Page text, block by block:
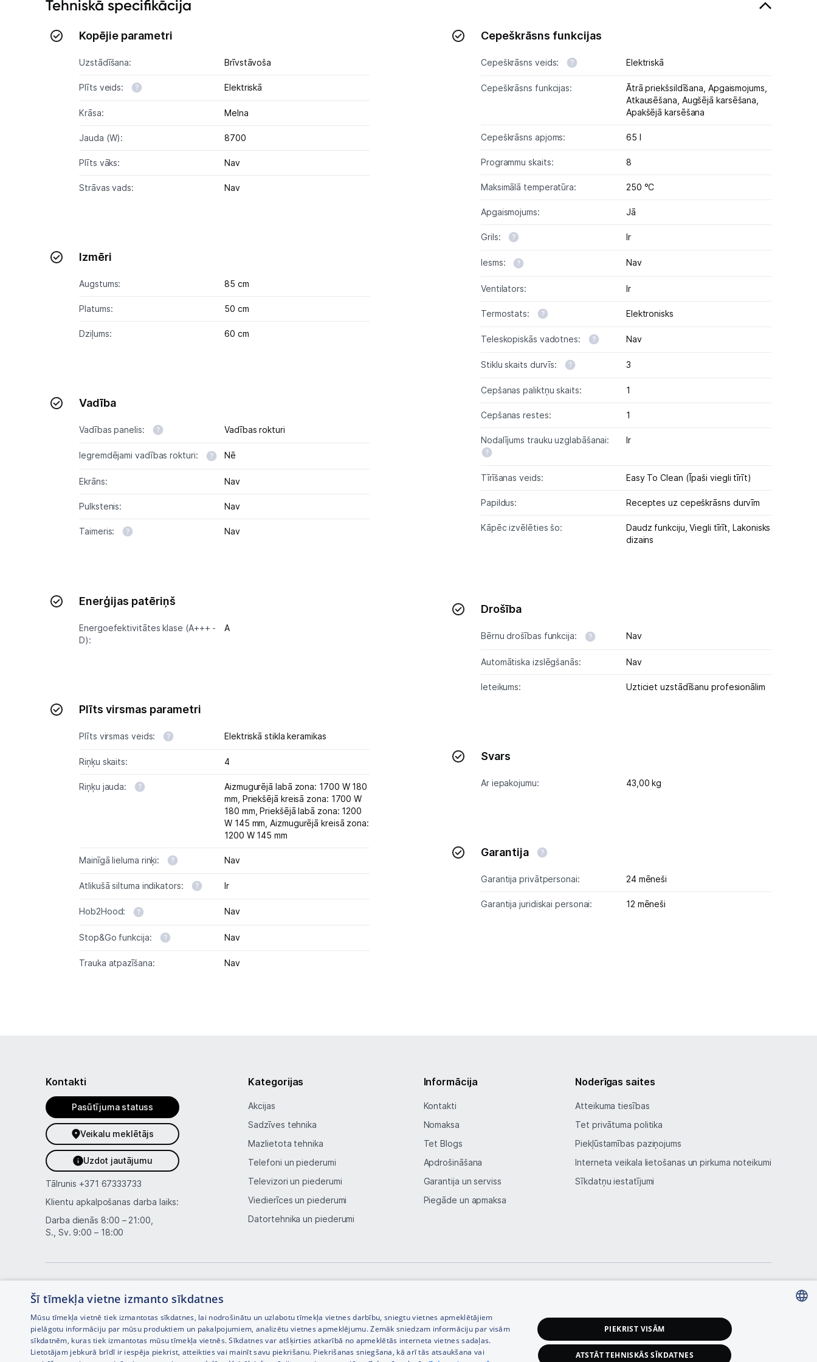
Tehniskā specifikācija
Kopējie parametri
Uzstādīšana: Brīvstāvoša
Plīts veids: Elektriskā
Krāsa: Melna
Jauda (W): 8700
Plīts vāks: Nav
Strāvas vads: Nav
Izmēri
Augstums: 85 cm
Platums: 50 cm
Dziļums: 60 cm
Vadība
Vadības panelis: Vadības rokturi
Iegremdējami vadības rokturi: Nē
Ekrāns: Nav
Pulkstenis: Nav
Taimeris: Nav
Enerģijas patēriņš
Energoefektivitātes klase (A+++ -
D):
A
Plīts virsmas parametri
Plīts virsmas veids: Elektriskā stikla keramikas
Riņķu skaits: 4
Riņķu jauda:
Aizmugurējā labā zona: 1700 W 180
mm, Priekšējā kreisā zona: 1700 W
180 mm,Priekšējā labā zona: 1200
W 145 mm,Aizmugurējā kreisā zona:
1200 W 145 mm
Mainīgā lieluma rinķi: Nav
Atlikušā siltuma indikators: Ir
Hob2Hood: Nav
Stop&Go funkcija: Nav
Trauka atpazīšana: Nav
Cepeškrāsns funkcijas
Cepeškrāsns veids: Elektriskā
Cepeškrāsns funkcijas: Ātrā priekšsildīšana, Apgaismojums,
Atkausēšana, Augšējā karsēšana,
Apakšējā karsēšana
Cepeškrāsns apjoms: 65 l
Programmu skaits: 8
Maksimālā temperatūra: 250 °C
Apgaismojums: Jā
Grils: Ir
Iesms: Nav
Ventilators: Ir
Termostats: Elektronisks
Teleskopiskās vadotnes: Nav
Stiklu skaits durvīs: 3
Cepšanas paliktņu skaits: 1
Cepšanas restes: 1
Nodalījums trauku uzglabāšanai: Ir
Tīrīšanas veids: Easy To Clean (Īpaši viegli tīrīt)
Papildus: Receptes uz cepeškrāsns durvīm
Kāpēc izvēlēties šo: Daudz funkciju,Viegli tīrīt,Lakonisks
dizains
Drošība
Bērnu drošības funkcija: Nav
Automātiska izslēgšanās: Nav
Ieteikums: Uzticiet uzstādīšanu profesionālim
Svars
Ar iepakojumu: 43,00 kg
Garantija
Garantija privātpersonai: 24 mēneši
Garantija juridiskai personai: 12 mēneši
Kontakti
Pasūtījuma statuss
Veikalu meklētājs
Uzdot jautājumu
Tālrunis +371 67333733
Klientu apkalpošanas darba laiks:
Darba dienās 8:00 – 21:00,
S., Sv. 9:00 – 18:00
Kategorijas
Akcijas
Sadzīves tehnika
Mazlietota tehnika
Telefoni un piederumi
Televizori un piederumi
Viedierīces un piederumi
Datortehnika un piederumi
Informācija
Kontakti
Nomaksa
Tet Blogs
Apdrošināšana
Garantija un serviss
Piegāde un apmaksa
Noderīgas saites
Atteikuma tiesības
Tet privātuma politika
Piekļūstamības paziņojums
Interneta veikala lietošanas un pirkuma noteikumi
Sīkdatņu iestatījumi
Interneta veikala izstrāde —
Šī tīmekļa vietne izmanto sīkdatnes
Mūsu tīmekļa vietnē tiek izmantotas sīkdatnes, lai nodrošinātu un uzlabotu tīmekļa vietnes darbību, sniegtu vietnes apmeklētājiem
pielāgotu informāciju par mūsu produktiem un pakalpojumiem, analizētu vietnes apmeklējumu. Zemāk sniedzam informāciju par visām
sīkdatnēm, kuras tiek izmantotas mūsu tīmekļa vietnēs. Sīkdatnes var atšķirties atkarībā no apmeklētās interneta vietnes sadaļas.
Lietotājam jebkurā brīdī ir iespēja piekrist, atteikties vai mainīt savu piekrišanu. Piekrišanas sniegšana, kā arī tās atsaukšana vai
PIEKRIST VISĀM
ATSTĀT TEHNISKĀS SĪKDATNES